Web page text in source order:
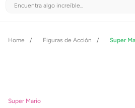
Figuras de Acción
Super Mario